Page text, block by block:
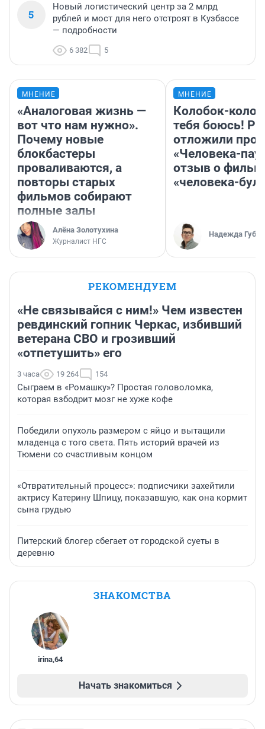
5
Новый логистический центр за 2 млрд
рублей и мост для него отстроят в Кузбассе
— подробности
6 382 5
МНЕНИЕ
«Аналоговая жизнь —
вот что нам нужно».
Почему новые
блокбастеры
проваливаются, а
повторы старых
фильмов собирают
полные залы
Алёна Золотухина
Журналист НГС
МНЕНИЕ
Колобок-
тебя боюсь!
отложили
«Человека-
отзыв о
«человека-
Надежда
РЕКОМЕНДУЕМ
«Не связывайся с ним!» Чем известен
ревдинский гопник Черкас, избивший
ветерана СВО и грозивший
«отпетушить» его
3 часа 19 264 154
Сыграем в «Ромашку»? Простая головоломка,
которая взбодрит мозг не хуже кофе
Победили опухоль размером с яйцо и вытащили
младенца с того света. Пять историй врачей из
Тюмени со счастливым концом
«Отвратительный процесс»: подписчики захейтили
актрису Катерину Шпицу, показавшую, как она кормит
сына грудью
Питерский блогер сбегает от городской суеты в
деревню
ЗНАКОМСТВА
irina,64
Начать знакомиться